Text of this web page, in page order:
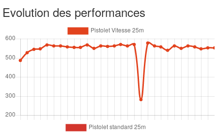
Evolution des performances